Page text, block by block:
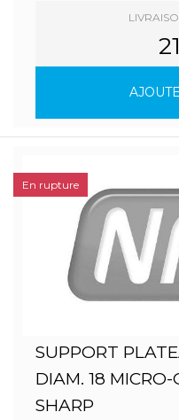
SUPPORT
DIAM. 18 MICRO-
SHARP
En rupture